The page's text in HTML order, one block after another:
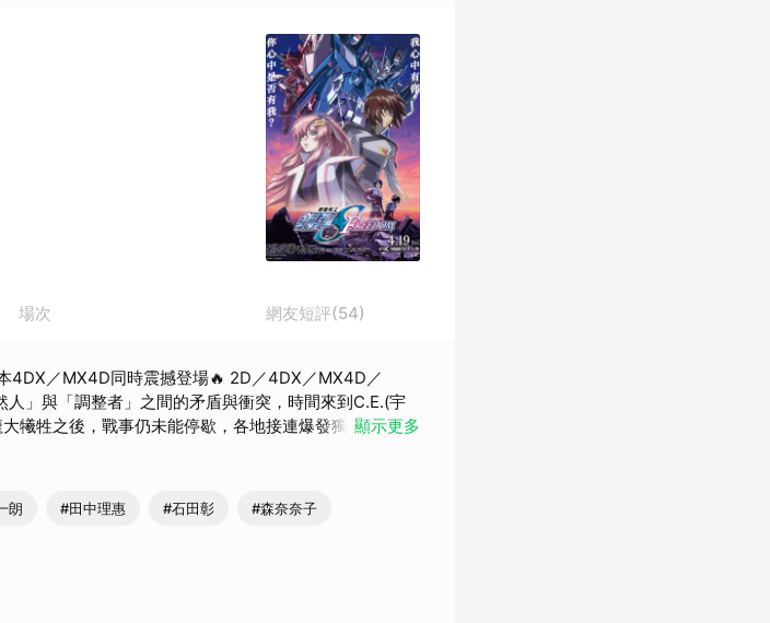
場次 網友短評(54)
4DX／MX4D同時震撼登場🔥 2D／4DX／MX4D／
犧牲之後，戰事仍未能停歇，各地接連爆發獨立運動與
是否能為宇宙和平重新帶來希望？ 詳情請關注
顯示更多
朗 #田中理惠 #石田彰 #森奈奈子